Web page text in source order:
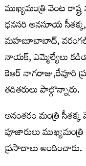
ముఖ్యమంత్రి వెంట
ధనసరి అనసూయ సీతక్క,
మహబూబాబాద్, వరంగల్
నాయక్, ఎమ్మెల్యేలు
కెఆర్ నాగరాజు,రేవూరి
తదితరులు పాల్గొన్నారు.
అనంతరం మంత్రి
పూజారులు
ప్రసాదాలు అందించారు.